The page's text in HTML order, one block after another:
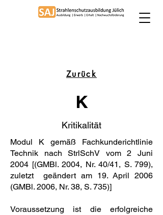
Zurück
K
Kritikalität
Modul K gemäß Fachkunderichtlinie
Technik nach StrlSchV vom 2 Juni
2004 [(GMBl. 2004, Nr. 40/41, S. 799),
zuletzt geändert am 19. April 2006
(GMBl. 2006, Nr. 38, S. 735)]
Voraussetzung ist die erfolgreiche